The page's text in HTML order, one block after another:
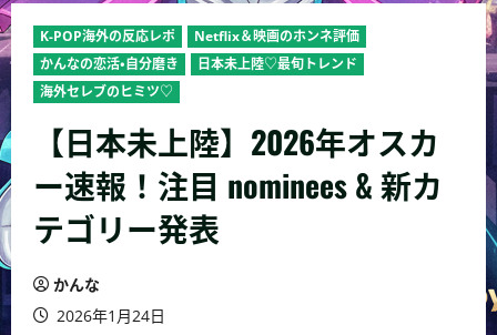
K-POP海外の反応レポ
Netflix＆映画のホンネ評価
かんなの恋活・自分磨き
日本未上陸♡最旬トレンド
海外セレブのヒミツ♡
【日本未上陸】2026年オスカ
ー速報！注目 nominees & 新カ
テゴリー発表
かんな
2026年1月24日